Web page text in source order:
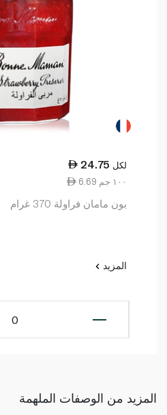
24.75 لكل
6.69 ١٠٠ جم
بون مامان فراولة 370 غرام
المزيد
0
المزيد من الوصفات الملهمة